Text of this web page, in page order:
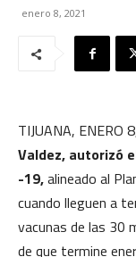
enero 8, 2021
TIJUANA, ENERO
Valdez, autorizó
-19,alineado al
cuando lleguen a
vacunas de las 30
de que termine